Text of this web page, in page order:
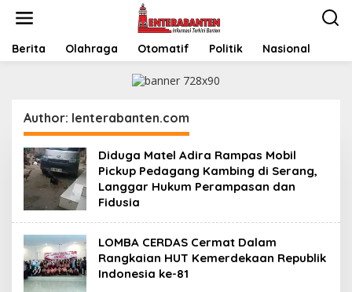
Berita Olahraga Otomatif Politik Nasional
Author: lenterabanten.com
Diduga Matel Adira Rampas Mobil
Pickup Pedagang Kambing di Serang,
Langgar Hukum Perampasan dan
Fidusia
LOMBA CERDAS Cermat Dalam
Rangkaian HUT Kemerdekaan Republik
Indonesia ke-81